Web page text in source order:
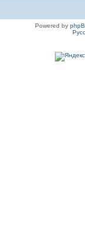
Powered by